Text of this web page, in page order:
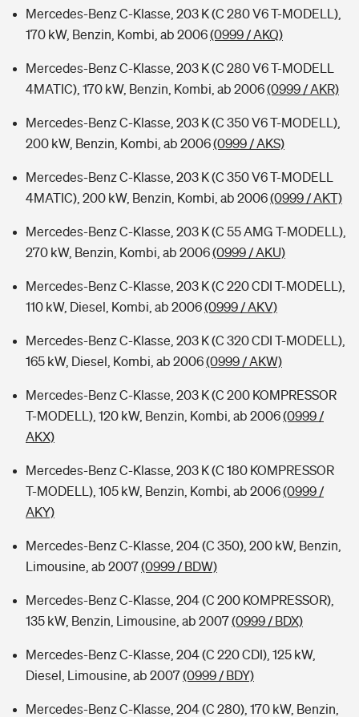
Mercedes-Benz C-Klasse, 203 K (C 280 V6 T-MODELL),
170 kW, Benzin, Kombi, ab 2006(0999 / AKQ)
Mercedes-Benz C-Klasse, 203 K (C 280 V6 T-MODELL
4MATIC), 170 kW, Benzin, Kombi, ab 2006(0999 / AKR)
Mercedes-Benz C-Klasse, 203 K (C 350 V6 T-MODELL),
200 kW, Benzin, Kombi, ab 2006(0999 / AKS)
Mercedes-Benz C-Klasse, 203 K (C 350 V6 T-MODELL
4MATIC), 200 kW, Benzin, Kombi, ab 2006(0999 / AKT)
Mercedes-Benz C-Klasse, 203 K (C 55 AMG T-MODELL),
270 kW, Benzin, Kombi, ab 2006(0999 / AKU)
Mercedes-Benz C-Klasse, 203 K (C 220 CDI T-MODELL),
110 kW, Diesel, Kombi, ab 2006(0999 / AKV)
Mercedes-Benz C-Klasse, 203 K (C 320 CDI T-MODELL),
165 kW, Diesel, Kombi, ab 2006(0999 / AKW)
Mercedes-Benz C-Klasse, 203 K (C 200 KOMPRESSOR
T-MODELL), 120 kW, Benzin, Kombi, ab 2006(0999 /
AKX)
Mercedes-Benz C-Klasse, 203 K (C 180 KOMPRESSOR
T-MODELL), 105 kW, Benzin, Kombi, ab 2006(0999 /
AKY)
Mercedes-Benz C-Klasse, 204 (C 350), 200 kW, Benzin,
Limousine, ab 2007(0999 / BDW)
Mercedes-Benz C-Klasse, 204 (C 200 KOMPRESSOR),
135 kW, Benzin, Limousine, ab 2007(0999 / BDX)
Mercedes-Benz C-Klasse, 204 (C 220 CDI), 125 kW,
Diesel, Limousine, ab 2007(0999 / BDY)
Mercedes-Benz C-Klasse, 204 (C 280), 170 kW, Benzin,